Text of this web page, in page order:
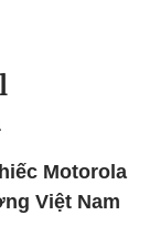
Motorola
Việt Nam